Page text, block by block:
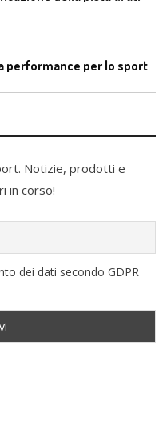
performance per lo sport
Notizie, prodotti e
in corso!
dei dati secondo GDPR